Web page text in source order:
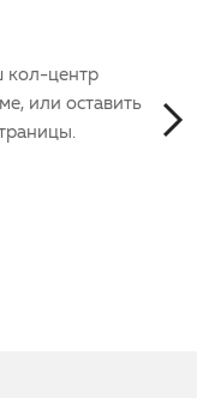
кол-центр
или оставить